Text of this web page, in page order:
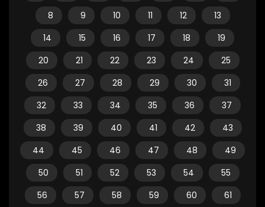
8
9 10 11 12
13
14
15 16 17 18
19
20
21 22 23 24
25
26
27 28 29 30
31
32
33 34 35 36
37
38
39 40 41 42
43
44
45 46 47 48
49
50
51 52 53 54
55
56
57 58 59 60
61